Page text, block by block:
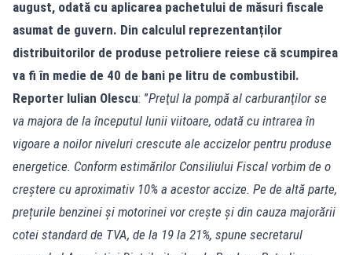
august, odată cu aplicarea pachetului de măsuri fiscale
asumat de guvern. Din calculul reprezentanților
distribuitorilor de produse petroliere reiese că scumpirea
va fi în medie de 40 de bani pe litru de combustibil.
Reporter Iulian Olescu: ”Preţul la pompă al carburanţilor se
va majora de la începutul lunii viitoare, odată cu intrarea în
vigoare a noilor niveluri crescute ale accizelor pentru produse
energetice. Conform estimărilor Consiliului Fiscal vorbim de o
creștere cu aproximativ 10% a acestor accize. Pe de altă parte,
prețurile benzinei și motorinei vor crește și din cauza majorării
cotei standard de TVA, de la 19 la 21%, spune secretarul